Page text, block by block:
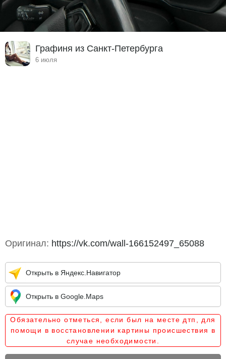
Графиня из Санкт-Петербурга
6 июля
Оригинал: https://vk.com/wall-166152497_65088
Открыть в Яндекс.Навигатор
Открыть в Google.Maps
Обязательно отметься, если был на месте дтп, для
помощи в восстановлении картины происшествия в
случае необходимости.